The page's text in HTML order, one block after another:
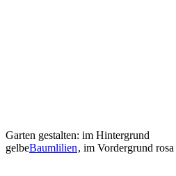
Garten gestalten: im Hintergrund
gelbeBaumlilien, im Vordergrund rosa